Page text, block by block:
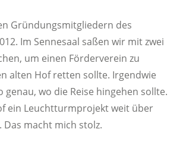
Gründungsmitgliedern des
Im Sennesaal saßen wir mit zwei
um einen Förderverein zu
alten Hof retten sollte. Irgendwie
genau, wo die Reise hingehen sollte.
ein Leuchtturmprojekt weit über
Das macht mich stolz.